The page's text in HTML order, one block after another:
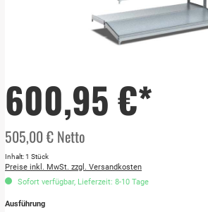
600,95 €*
505,00 € Netto
Inhalt:1 Stück
Preise inkl. MwSt. zzgl. Versandkosten
Sofort verfügbar, Lieferzeit: 8-10 Tage
Ausführung